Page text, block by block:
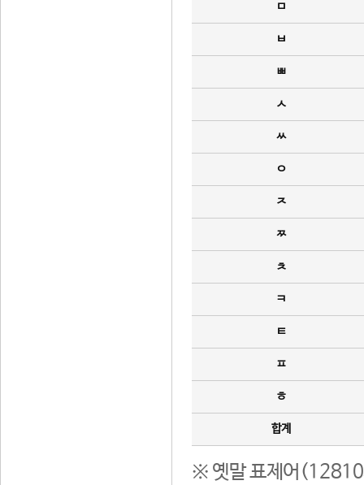
ㅁ
ㅂ
ㅃ
ㅅ
ㅆ
ㅇ
ㅈ
ㅉ
ㅊ
ㅋ
ㅌ
ㅍ
ㅎ
합계
※ 옛말 표제어(12810